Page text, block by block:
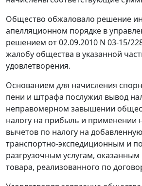
Общество обжаловало решение
апелляционном порядке в
решением от 02.09.2010 N 03-15/
жалобу общества в указанной
удовлетворения.
Основанием для начисления
пени и штрафа послужил вывод
неправомерном завышении
налогу на прибыль и применении
вычетов по налогу на
транспортно-экспедиционным и
разгрузочным услугам,
товара, реализованного по